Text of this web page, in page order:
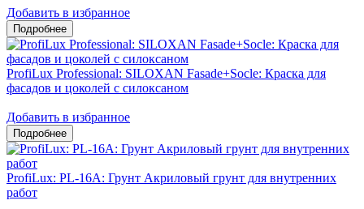
Добавить в избранное
ProfiLux Professional: SILOXAN Fasade+Socle: Краска для
фасадов и цоколей c силоксаном
Добавить в избранное
ProfiLux: PL-16A: Грунт Акриловый грунт для внутренних
работ